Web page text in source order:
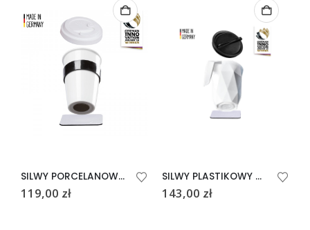
SILWY PORCELANOWY MAGNETYCZNY KUBEK TO-GO – BIAŁY
119,00 zł
SILWY PLASTIKOWY MAGNETYCZNY KUBEK TO-GO Z POKRYWKĄ
143,00 zł